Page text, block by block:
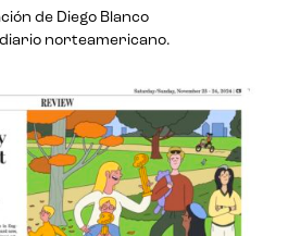
de Diego Blanco
norteamericano.